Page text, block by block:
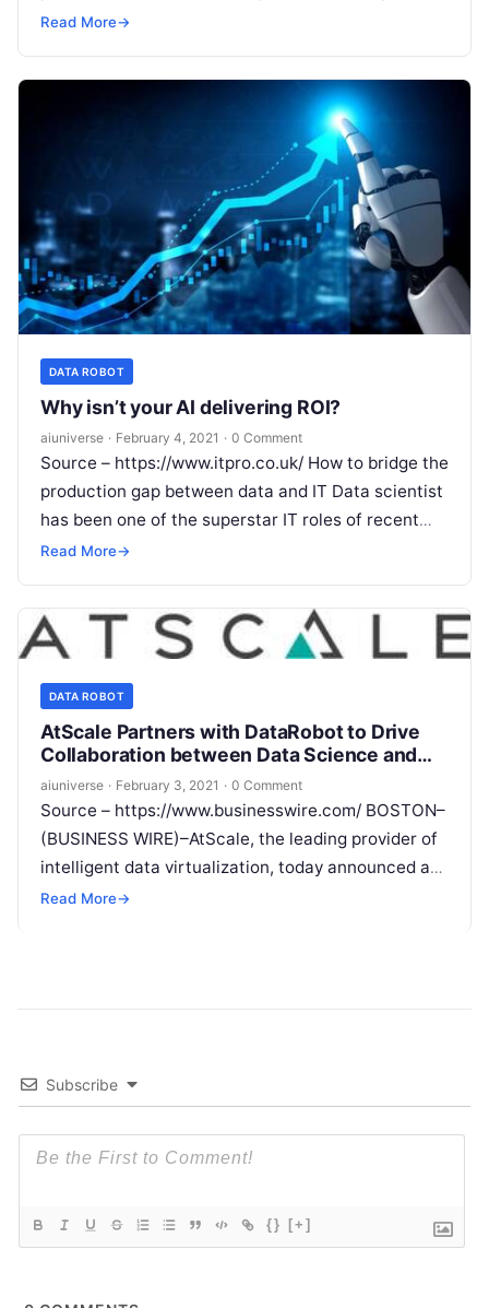
new data-driven project is launching with the
Read More→
DATA ROBOT
Why isn’t your AI delivering ROI?
aiuniverse · February 4, 2021 · 0 Comment
Source – https://www.itpro.co.uk/ How to bridge the
production gap between data and IT Data scientist
has been one of the superstar IT roles of recent
years, with
Read More→
DATA ROBOT
AtScale Partners with DataRobot to Drive
Collaboration between Data Science and
Business Intelligence Teams
aiuniverse · February 3, 2021 · 0 Comment
Source – https://www.businesswire.com/ BOSTON–
(BUSINESS WIRE)–AtScale, the leading provider of
intelligent data virtualization, today announced a
partnership with DataRobot, the leading enterprise
Read More→
Subscribe
{} [+]